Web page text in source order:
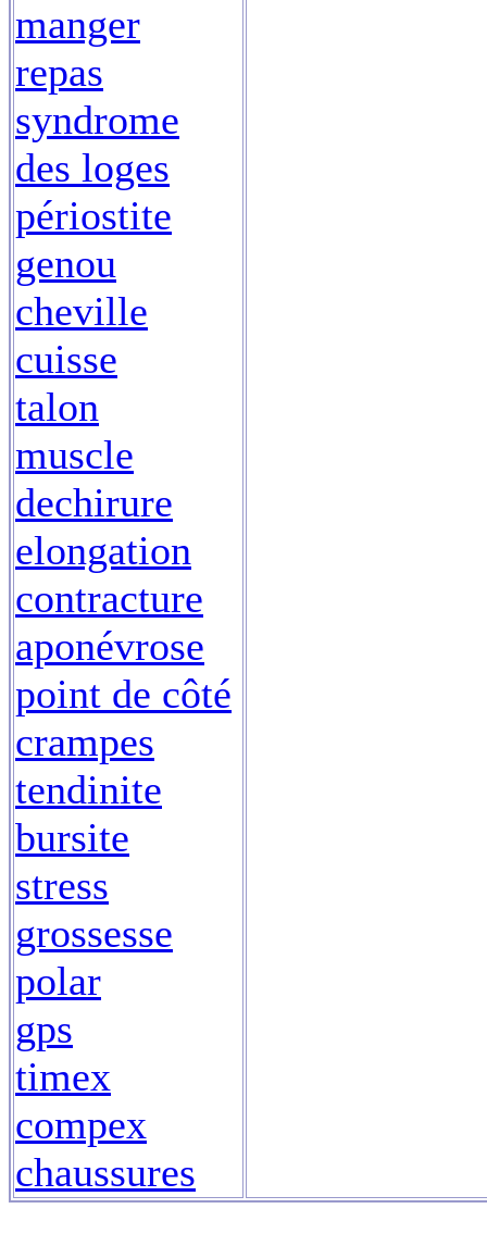
manger
repas
syndrome
des loges
périostite
genou
cheville
cuisse
talon
muscle
dechirure
elongation
contracture
aponévrose
point de côté
crampes
tendinite
bursite
stress
grossesse
polar
gps
timex
compex
chaussures